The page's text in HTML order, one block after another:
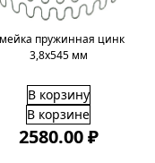
пружинная цинк
3,8х545 мм
В корзину
В корзине
2580.00 ₽